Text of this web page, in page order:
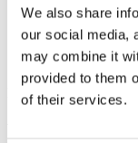
We also share
our social media,
may combine it
provided to them
of their services.
Kontakt os